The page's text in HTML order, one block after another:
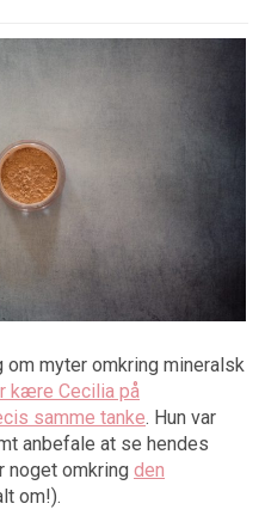
myter omkring mineralsk
kære Cecilia på
samme tanke. Hun var
anbefale at se hendes
noget omkring den
om!).